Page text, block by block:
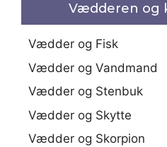
Vædderen og
Vædder og Fisk
Vædder og Vandmand
Vædder og Stenbuk
Vædder og Skytte
Vædder og Skorpion